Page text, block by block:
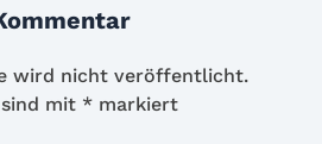
wird nicht veröffentlicht.
mit * markiert